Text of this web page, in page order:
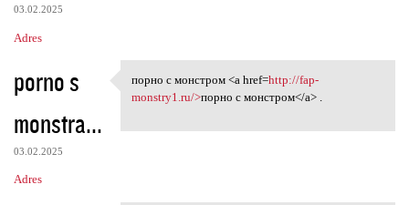
03.02.2025
Adres
porno s
monstra...
03.02.2025
Adres
порно с монстром <a href=http
порно с монстром <a href=http://fap-
monstry1.ru/>порно с монстром</a> .